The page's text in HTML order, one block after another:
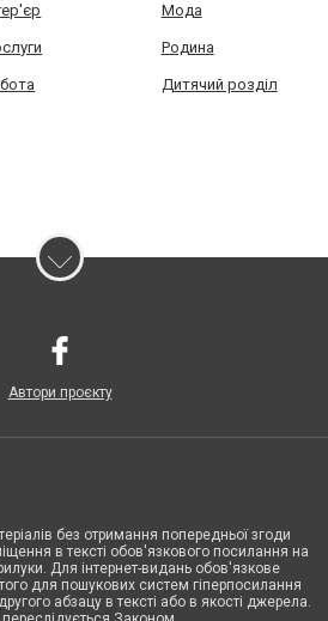
Мода
Родина
Дитячий розділ
Автори проєкту
без отримання попередньої згоди
в тексті обов'язкового посилання на
Для інтернет-видань обов'язкове
для пошукових систем гіперпосилання
абзацу в тексті або в якості джерела.